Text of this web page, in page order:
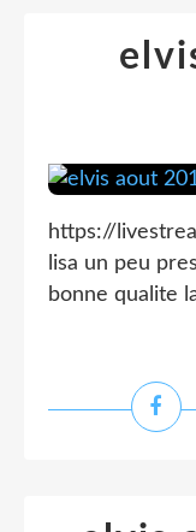
https://
lisa un peu
bonne qualite